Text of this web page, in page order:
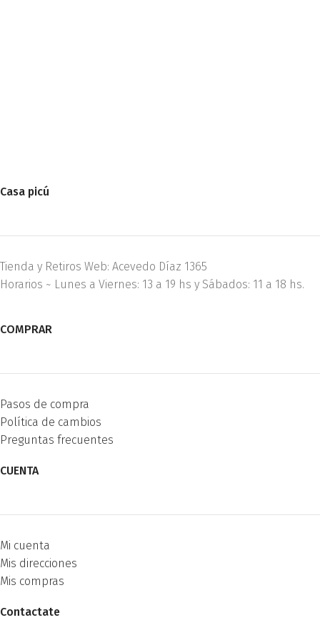
Casa picú
Tienda y Retiros Web: Acevedo Díaz 1365
Horarios ~ Lunes a Viernes: 13 a 19 hs y Sábados: 11 a 18 hs.
COMPRAR
Pasos de compra
Política de cambios
Preguntas frecuentes
CUENTA
Mi cuenta
Mis direcciones
Mis compras
Contactate